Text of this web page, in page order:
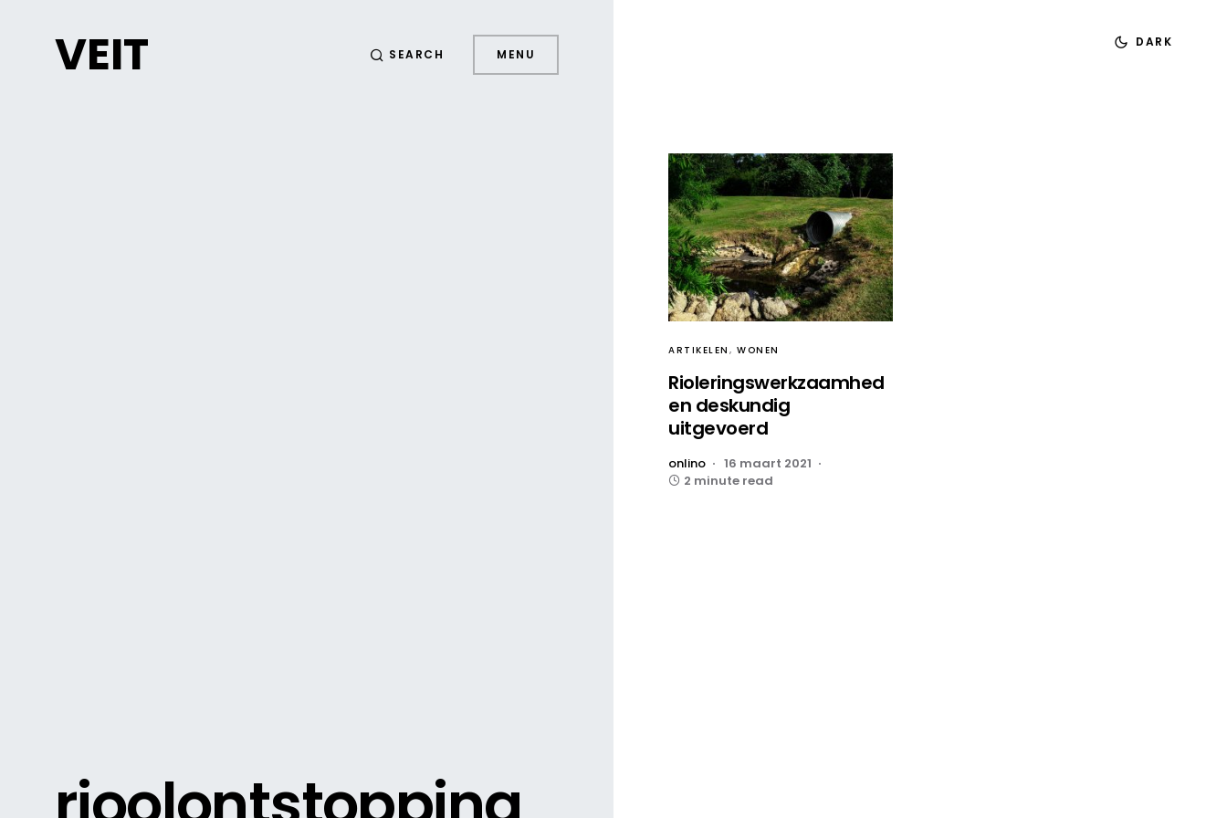
VEIT SEARCH MENU
DARK
ARTIKELEN WONEN
Rioleringswerkzaamhed
en deskundig
uitgevoerd
onlino
16 maart 2021
2 minute read